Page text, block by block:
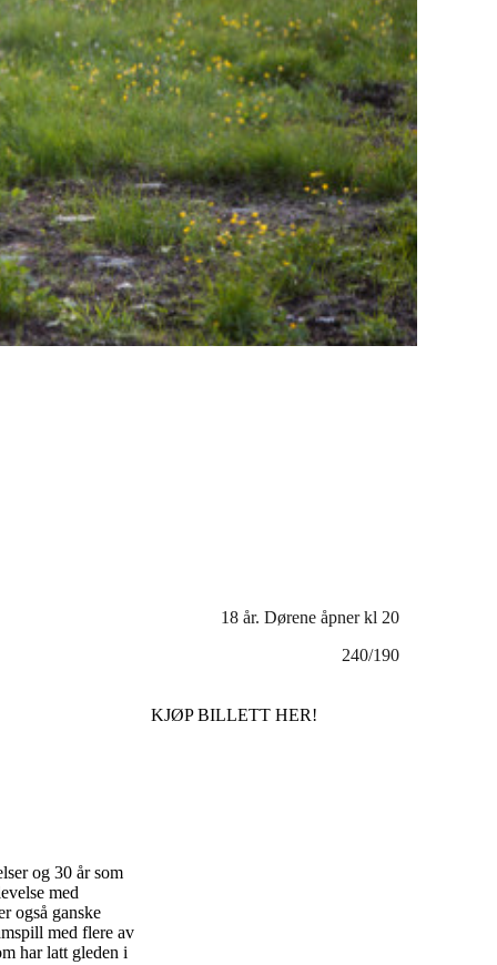
18 år. Dørene åpner kl 20
240/190
KJØP BILLETT HER!
og 30 år som
med
også ganske
med flere av
har latt gleden i